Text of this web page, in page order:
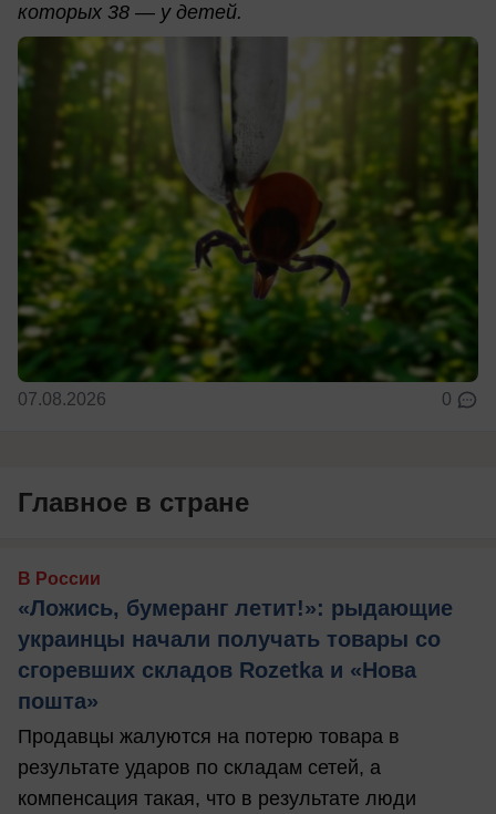
которых 38 — у детей.
07.08.2026 0
Главное в стране
В России
«Ложись, бумеранг летит!»: рыдающие
украинцы начали получать товары со
сгоревших складов Rozetka и «Нова
пошта»
Продавцы жалуются на потерю товара в
результате ударов по складам сетей, а
компенсация такая, что в результате люди